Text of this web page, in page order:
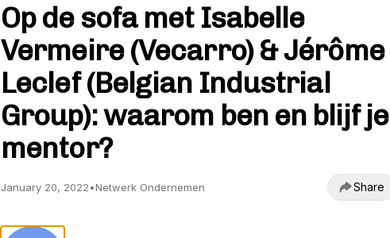
Op de sofa met Isabelle
Vermeire (Vecarro) & Jérôme
Leclef (Belgian Industrial
Group): waarom ben en blijf je
mentor?
January 20, 2022•Netwerk Ondernemen Share